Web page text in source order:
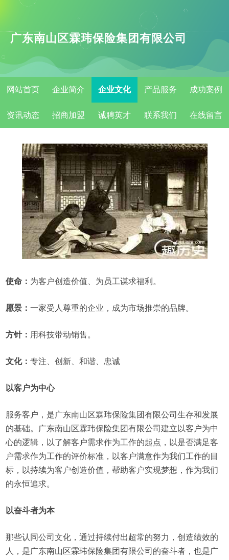
广东南山区霖玮保险集团有限公司
网站首页 企业简介 企业文化 产品服务 成功案例
资讯动态 招商加盟 诚聘英才 联系我们 在线留言
使命： 为客户创造价值、为员工谋求福利。
愿景：一家受人尊重的企业，成为市场推崇的品牌。
方针： 用科技带动销售。
文化：专注、创新、和谐、忠诚
以客户为中心
服务客户，是广东南山区霖玮保险集团有限公司生存和发展
的基础。广东南山区霖玮保险集团有限公司建立以客户为中
心的逻辑，以了解客户需求作为工作的起点，以是否满足客
户需求作为工作的评价标准，以客户满意作为我们工作的目
标，以持续为客户创造价值，帮助客户实现梦想，作为我们
的永恒追求。
以奋斗者为本
那些认同公司文化，通过持续付出超常的努力，创造绩效的
人，是广东南山区霖玮保险集团有限公司的奋斗者，也是广